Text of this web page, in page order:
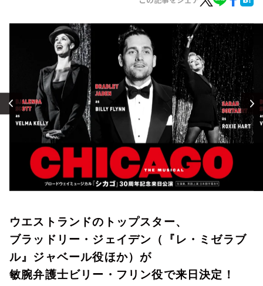
お知らせ
イベント・グッズ
YouTube
会社情報
ウエストランドのトップスター、
ブラッドリー・ジェイデン（『レ・ミゼラブ
ル』ジャベール役ほか）が
敏腕弁護士ビリー・フリン役で来日決定！